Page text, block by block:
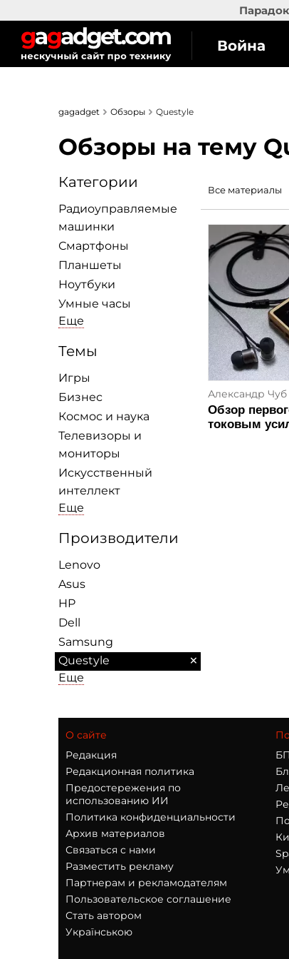
Война
gagadget Обзоры Questyle
Обзоры на тему
Все материалы
Александр Чуб
Обзор
токовым
Категории
Радиоуправляемые
машинки
Смартфоны
Планшеты
Ноутбуки
Умные часы
Еще
Темы
Игры
Бизнес
Космос и наука
Телевизоры и
мониторы
Искусственный
интеллект
Еще
Производители
Lenovo
Asus
HP
Dell
Samsung
Questyle
×
Еще
О сайте
Редакция
Редакционная политика
Предостережения по
использованию ИИ
Политика конфиденциальности
Архив материалов
Связаться с нами
Разместить рекламу
Партнерам и рекламодателям
Пользовательское соглашение
Стать автором
Українською